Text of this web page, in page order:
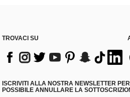
TROVACI SU
ISCRIVITI ALLA NOSTRA NEWSLETTER
POSSIBILE ANNULLARE LA